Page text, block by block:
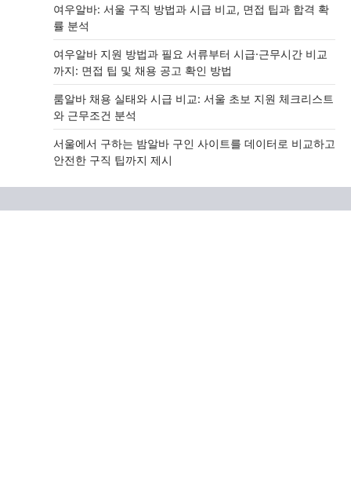
여우알바: 서울 구직 방법과 시급 비교, 면접 팁과 합격 확
률 분석
여우알바 지원 방법과 필요 서류부터 시급·근무시간 비교
까지: 면접 팁 및 채용 공고 확인 방법
룸알바 채용 실태와 시급 비교: 서울 초보 지원 체크리스트
와 근무조건 분석
서울에서 구하는 밤알바 구인 사이트를 데이터로 비교하고
안전한 구직 팁까지 제시